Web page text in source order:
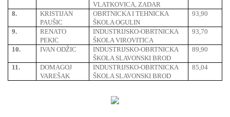
VLATKOVICA, ZADAR
8.
KRISTIJAN
PAUŠIC
OBRTNICKA I TEHNICKA
ŠKOLA OGULIN
93,90
9.
RENATO
PEKIC
INDUSTRIJSKO-OBRTNICKA
ŠKOLA VIROVITICA
93,70
10. IVAN ODŽIC
INDUSTRIJSKO-OBRTNICKA
ŠKOLA SLAVONSKI BROD
89,90
11.
DOMAGOJ
VAREŠAK
INDUSTRIJSKO-OBRTNICKA
ŠKOLA SLAVONSKI BROD
85,04